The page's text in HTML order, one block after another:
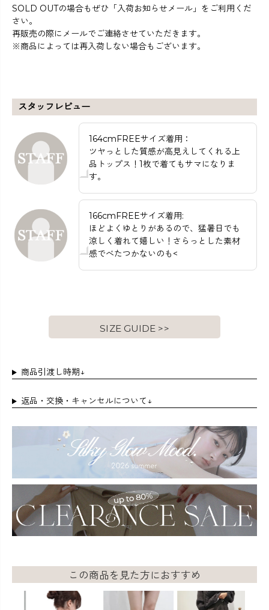
SOLD OUTの場合もぜひ「入荷お知らせメール」をご利用くだ
さい。
再販売の際にメールでご連絡させていただきます。
※商品によっては再入荷しない場合もございます。
スタッフレビュー
164cmFREEサイズ着用：
ツヤっとした質感が高見えしてくれる上
品トップス！1枚で着てもサマになりま
す。
166cmFREEサイズ着用:
ほどよくゆとりがあるので、猛暑日でも
涼しく着れて嬉しい！さらっとした素材
感でべたつかないのも<
SIZE GUIDE >>
商品引渡し時期↓
返品・交換・キャンセルについて↓
この商品を見た方におすすめ